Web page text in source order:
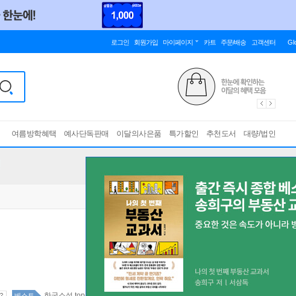
로그인 회원가입 마이페이지 카트 주문/배송 고객센터
여름방학혜택 예사단독판매 이달의사은품 특가할인 추천도서 대량/법인